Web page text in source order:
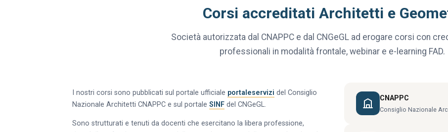
Corsi accreditati Architetti e
Società autorizzata dal CNAPPC e dal CNGeGL ad erogare corsi con
professionali in modalità frontale, webinar e e-learning FAD.
I nostri corsi sono pubblicati sul portale ufficiale portaleservizi del Consiglio
Nazionale Architetti CNAPPC e sul portale SINF del CNGeGL.
Sono strutturati e tenuti da docenti che esercitano la libera professione,
CNAPPC
Consiglio Nazionale